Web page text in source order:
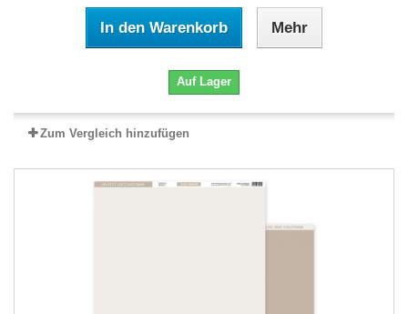
In den Warenkorb Mehr
Auf Lager
Zum Vergleich hinzufügen